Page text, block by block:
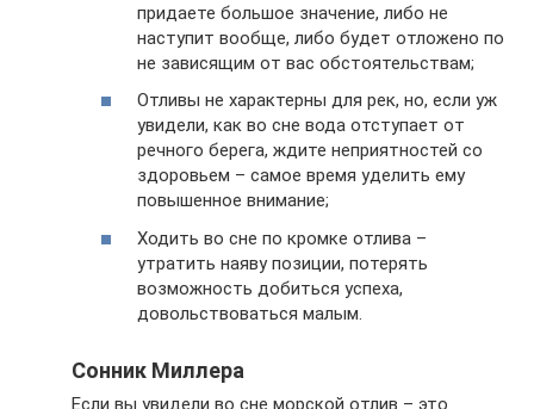
придаете большое значение, либо не
наступит вообще, либо будет отложено по
не зависящим от вас обстоятельствам;
Отливы не характерны для рек, но, если уж
увидели, как во сне вода отступает от
речного берега, ждите неприятностей со
здоровьем – самое время уделить ему
повышенное внимание;
Ходить во сне по кромке отлива –
утратить наяву позиции, потерять
возможность добиться успеха,
довольствоваться малым.
Сонник Миллера
Если вы увидели во сне морской отлив – это